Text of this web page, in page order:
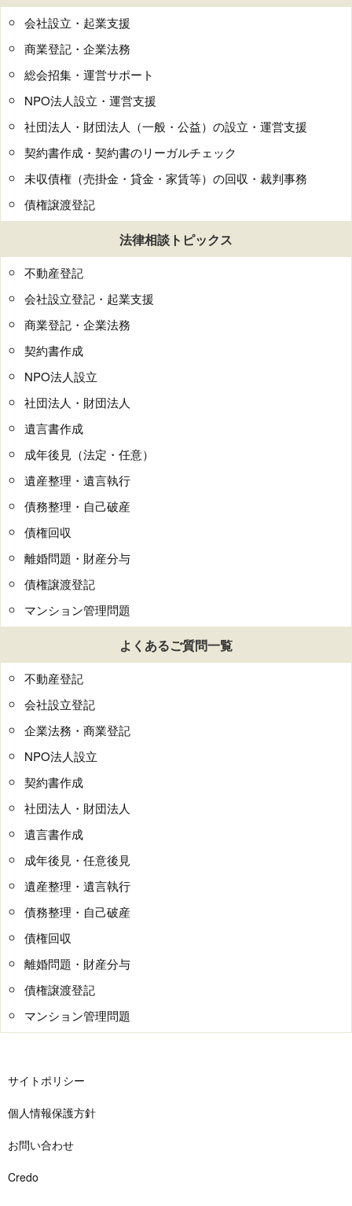
会社設立・起業支援
商業登記・企業法務
総会招集・運営サポート
NPO法人設立・運営支援
社団法人・財団法人（一般・公益）の設立・運営支援
契約書作成・契約書のリーガルチェック
未収債権（売掛金・貸金・家賃等）の回収・裁判事務
債権譲渡登記
法律相談トピックス
不動産登記
会社設立登記・起業支援
商業登記・企業法務
契約書作成
NPO法人設立
社団法人・財団法人
遺言書作成
成年後見（法定・任意）
遺産整理・遺言執行
債務整理・自己破産
債権回収
離婚問題・財産分与
債権譲渡登記
マンション管理問題
よくあるご質問一覧
不動産登記
会社設立登記
企業法務・商業登記
NPO法人設立
契約書作成
社団法人・財団法人
遺言書作成
成年後見・任意後見
遺産整理・遺言執行
債務整理・自己破産
債権回収
離婚問題・財産分与
債権譲渡登記
マンション管理問題
サイトポリシー
個人情報保護方針
お問い合わせ
Credo